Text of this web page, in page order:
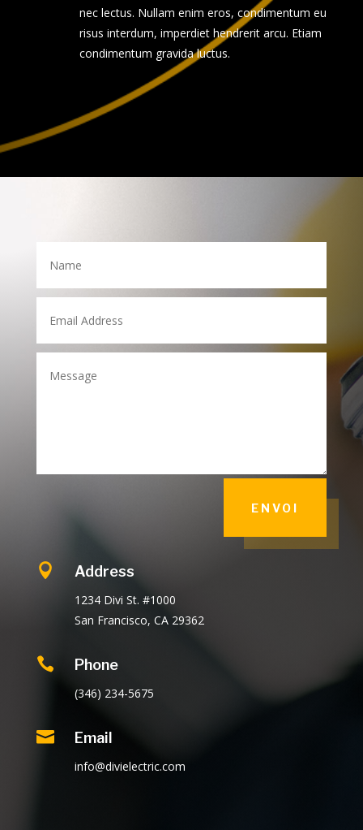
nec lectus. Nullam enim eros, condimentum eu
risus interdum, imperdiet hendrerit arcu. Etiam
condimentum gravida luctus.
ENVOI
 Address
1234 Divi St. #1000
San Francisco, CA 29362
 Phone
(346) 234-5675
 Email
info@divielectric.com